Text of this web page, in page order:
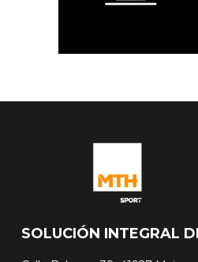
SOLUCIÓN INTEGRAL